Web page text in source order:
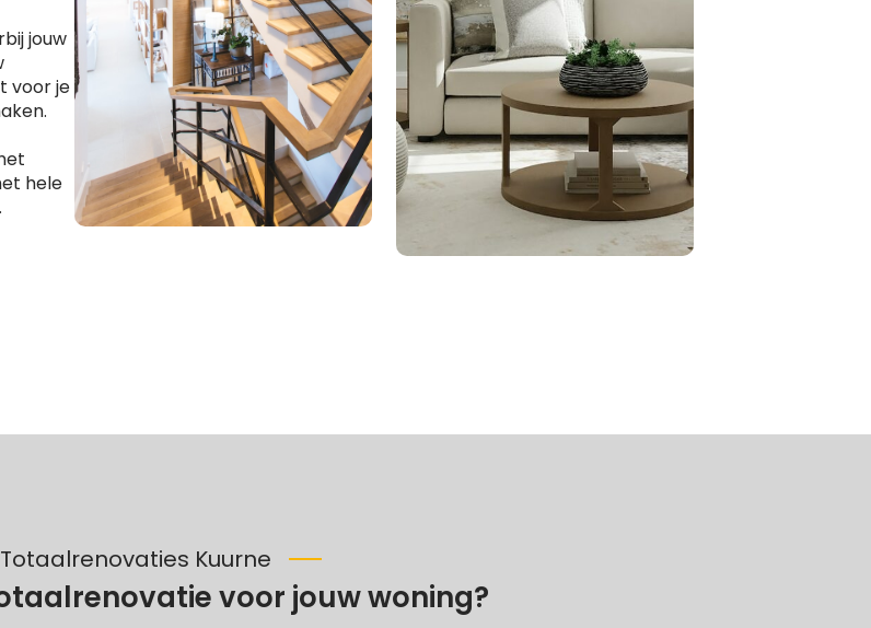
jouw
voor je
hele
Totaalrenovaties Kuurne
voor jouw woning?